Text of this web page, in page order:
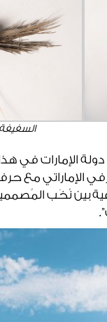
الإمارات في
الإماراتي مع
بين نُخَب